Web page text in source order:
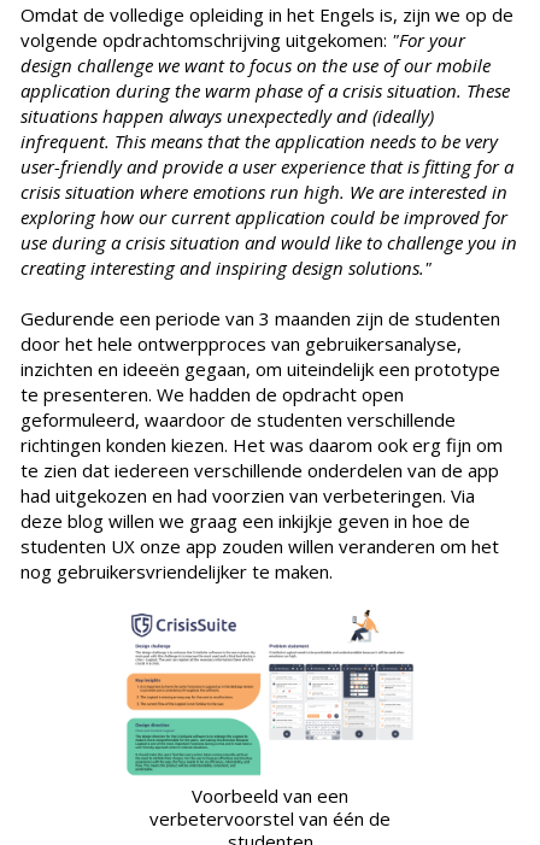
Omdat de volledige opleiding in het Engels is, zijn we op de
volgende opdrachtomschrijving uitgekomen: "For your
design challenge we want to focus on the use of our mobile
application during the warm phase of a crisis situation. These
situations happen always unexpectedly and (ideally)
infrequent. This means that the application needs to be very
user-friendly and provide a user experience that is fitting for a
crisis situation where emotions run high. We are interested in
exploring how our current application could be improved for
use during a crisis situation and would like to challenge you in
creating interesting and inspiring design solutions."
Gedurende een periode van 3 maanden zijn de studenten
door het hele ontwerpproces van gebruikersanalyse,
inzichten en ideeën gegaan, om uiteindelijk een prototype
te presenteren. We hadden de opdracht open
geformuleerd, waardoor de studenten verschillende
richtingen konden kiezen. Het was daarom ook erg fijn om
te zien dat iedereen verschillende onderdelen van de app
had uitgekozen en had voorzien van verbeteringen. Via
deze blog willen we graag een inkijkje geven in hoe de
studenten UX onze app zouden willen veranderen om het
nog gebruikersvriendelijker te maken.
Voorbeeld van een
verbetervoorstel van één de